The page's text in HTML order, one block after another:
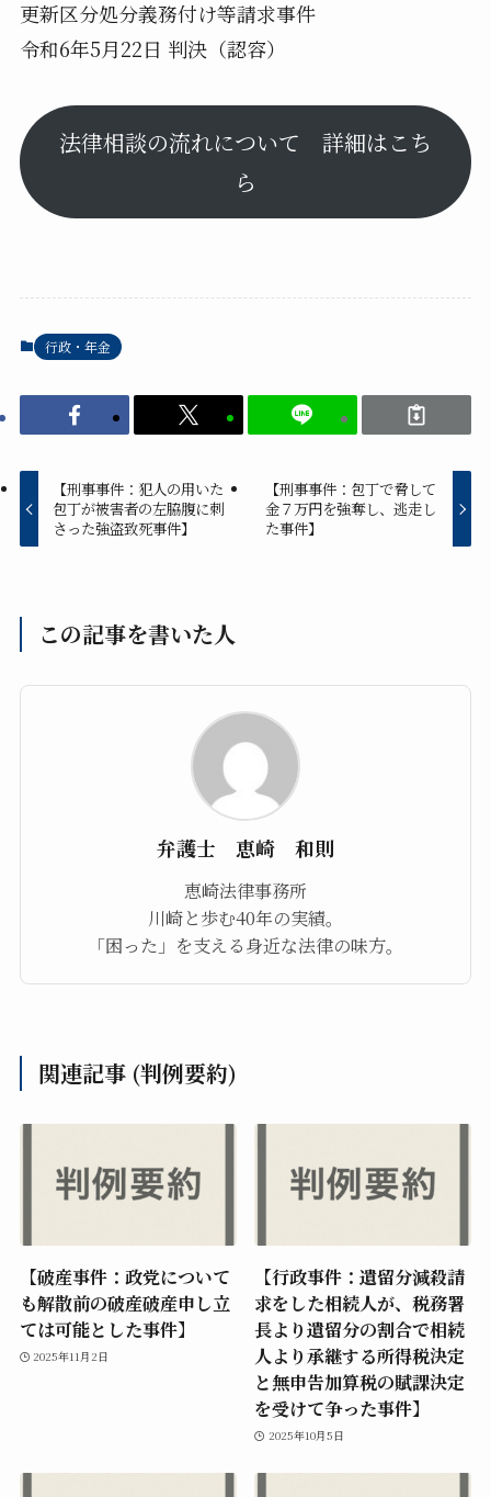
更新区分処分義務付け等請求事件
令和6年5月22日 判決（認容）
法律相談の流れについて 詳細はこち
ら
行政・年金
【刑事事件：犯人の用いた
包丁が被害者の左脇腹に刺
さった強盗致死事件】
【刑事事件：包丁で脅して
金７万円を強奪し、逃走し
た事件】
この記事を書いた人
弁護士 恵崎 和則
恵崎法律事務所
川崎と歩む40年の実績。
「困った」を支える身近な法律の味方。
関連記事 (判例要約)
【破産事件：政党について
も解散前の破産破産申し立
ては可能とした事件】
2025年11月2日
【行政事件：遺留分減殺請
求をした相続人が、税務署
長より遺留分の割合で相続
人より承継する所得税決定
と無申告加算税の賦課決定
を受けて争った事件】
2025年10月5日